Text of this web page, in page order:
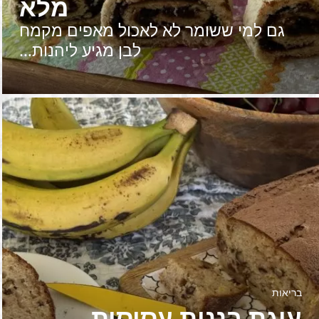
גם למי ששומר לא לאכול מאפים מקמח
לבן מגיע ליהנות…
בריאות